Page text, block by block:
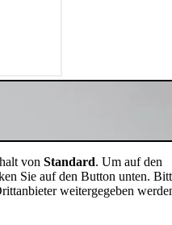
von Standard. Um auf den
Sie auf den Button unten.
weitergegeben